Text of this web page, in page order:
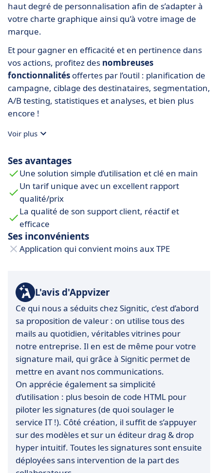
haut degré de personnalisation afin de s’adapter à
votre charte graphique ainsi qu’à votre image de
marque.
Et pour gagner en efficacité et en pertinence dans
vos actions, profitez des nombreuses
fonctionnalités offertes par l’outil : planification de
campagne, ciblage des destinataires, segmentation,
A/B testing, statistiques et analyses, et bien plus
encore !
Voir plus
Ses avantages
Une solution simple d’utilisation et clé en main
Un tarif unique avec un excellent rapport
qualité/prix
La qualité de son support client, réactif et
efficace
Ses inconvénients
Application qui convient moins aux TPE
L'avis d'Appvizer
Ce qui nous a séduits chez Signitic, c’est d’abord
sa proposition de valeur : on utilise tous des
mails au quotidien, véritables vitrines pour
notre entreprise. Il en est de même pour votre
signature mail, qui grâce à Signitic permet de
mettre en avant nos communications.
On apprécie également sa simplicité
d’utilisation : plus besoin de code HTML pour
piloter les signatures (de quoi soulager le
service IT !). Côté création, il suffit de s’appuyer
sur des modèles et sur un éditeur drag & drop
hyper intuitif. Toutes les signatures sont ensuite
déployées sans intervention de la part des